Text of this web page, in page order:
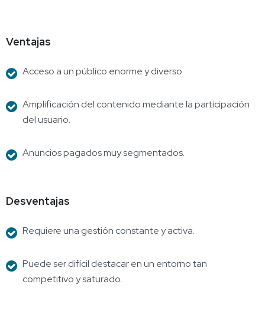
Ventajas
Acceso a un público enorme y diverso
Amplificación del contenido mediante la participación
del usuario.
Anuncios pagados muy segmentados.
Desventajas
Requiere una gestión constante y activa.
Puede ser difícil destacar en un entorno tan
competitivo y saturado.